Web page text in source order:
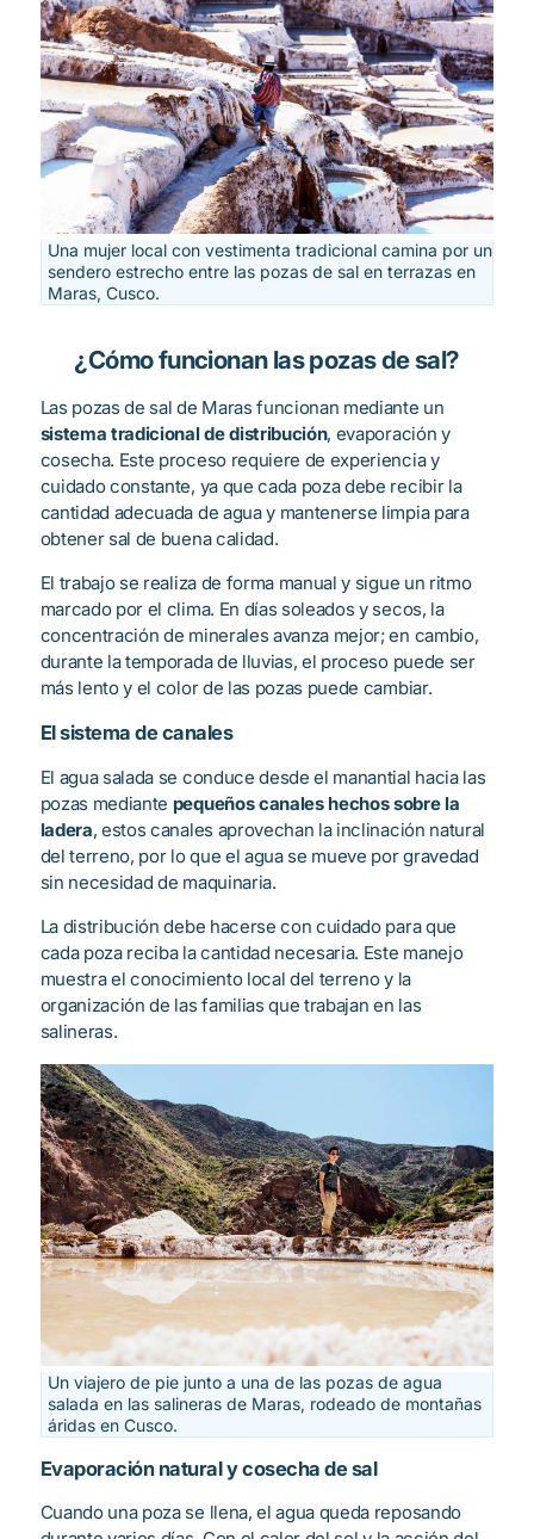
Una mujer local con vestimenta tradicional camina por un
sendero estrecho entre las pozas de sal en terrazas en
Maras, Cusco.
¿Cómo funcionan las pozas de sal?
Las pozas de sal de Maras funcionan mediante un
sistema tradicional de distribución, evaporación y
cosecha. Este proceso requiere de experiencia y
cuidado constante, ya que cada poza debe recibir la
cantidad adecuada de agua y mantenerse limpia para
obtener sal de buena calidad.
El trabajo se realiza de forma manual y sigue un ritmo
marcado por el clima. En días soleados y secos, la
concentración de minerales avanza mejor; en cambio,
durante la temporada de lluvias, el proceso puede ser
más lento y el color de las pozas puede cambiar.
El sistema de canales
El agua salada se conduce desde el manantial hacia las
pozas mediante pequeños canales hechos sobre la
ladera, estos canales aprovechan la inclinación natural
del terreno, por lo que el agua se mueve por gravedad
sin necesidad de maquinaria.
La distribución debe hacerse con cuidado para que
cada poza reciba la cantidad necesaria. Este manejo
muestra el conocimiento local del terreno y la
organización de las familias que trabajan en las
salineras.
Un viajero de pie junto a una de las pozas de agua
salada en las salineras de Maras, rodeado de montañas
áridas en Cusco.
Evaporación natural y cosecha de sal
Cuando una poza se llena, el agua queda reposando